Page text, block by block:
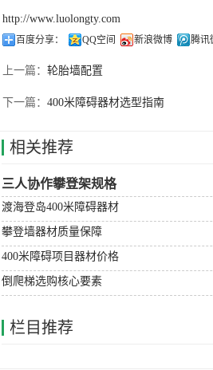
http://www.luolongty.com
百度分享： QQ空间 新浪微博 腾讯
上一篇： 轮胎墙配置
下一篇： 400米障碍器材选型指南
相关推荐
三人协作攀登架规格
渡海登岛400米障碍器材
攀登墙器材质量保障
400米障碍项目器材价格
倒爬梯选购核心要素
栏目推荐